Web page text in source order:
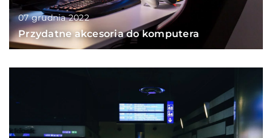
07 grudnia 2022
Przydatne akcesoria do komputera